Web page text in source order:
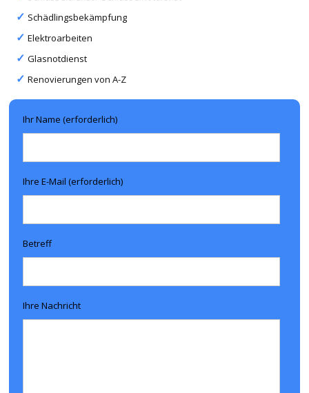
Schädlingsbekämpfung
Elektroarbeiten
Glasnotdienst
Renovierungen von A-Z
Ihr Name (erforderlich)
Ihre E-Mail (erforderlich)
Betreff
Ihre Nachricht